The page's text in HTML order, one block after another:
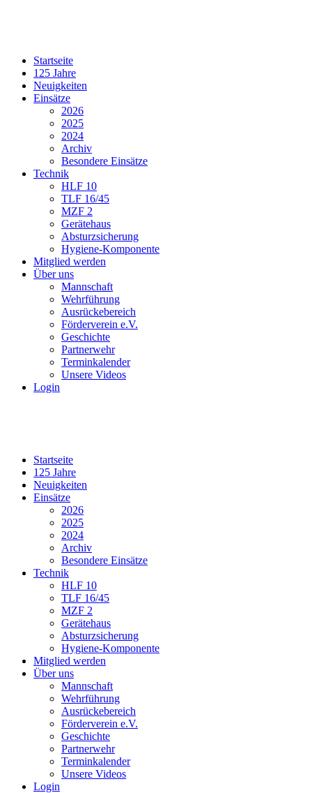
Startseite
125 Jahre
Neuigkeiten
Einsätze
2026
2025
2024
Archiv
Besondere Einsätze
Technik
HLF 10
TLF 16/45
MZF 2
Gerätehaus
Absturzsicherung
Hygiene-Komponente
Mitglied werden
Über uns
Mannschaft
Wehrführung
Ausrückebereich
Förderverein e.V.
Geschichte
Partnerwehr
Terminkalender
Unsere Videos
Login
Startseite
125 Jahre
Neuigkeiten
Einsätze
2026
2025
2024
Archiv
Besondere Einsätze
Technik
HLF 10
TLF 16/45
MZF 2
Gerätehaus
Absturzsicherung
Hygiene-Komponente
Mitglied werden
Über uns
Mannschaft
Wehrführung
Ausrückebereich
Förderverein e.V.
Geschichte
Partnerwehr
Terminkalender
Unsere Videos
Login